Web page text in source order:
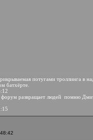
потугами троллинга в
батхёрте.
развращает людей помню